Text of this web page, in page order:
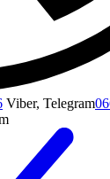
Viber, Telegram